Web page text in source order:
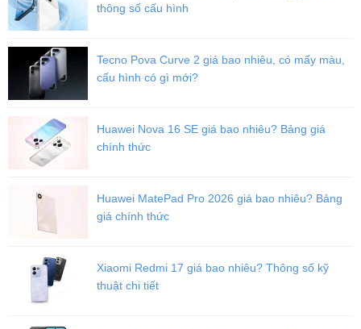
thông số cấu hình
Tecno Pova Curve 2 giá bao nhiêu, có mấy màu,
cấu hình có gì mới?
Huawei Nova 16 SE giá bao nhiêu? Bảng giá
chính thức
Huawei MatePad Pro 2026 giá bao nhiêu? Bảng
giá chính thức
Xiaomi Redmi 17 giá bao nhiêu? Thông số kỹ
thuật chi tiết